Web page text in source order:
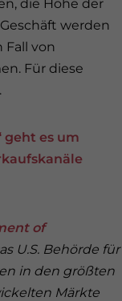
die Höhe der
werden
von
Für diese
geht es um
of
U.S. Behörde für
in den größten
Märkte